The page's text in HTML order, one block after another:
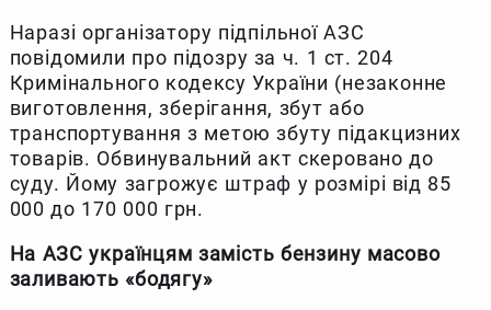
Наразі організатору підпільної АЗС
повідомили про підозру за ч. 1 ст. 204
Кримінального кодексу України (незаконне
виготовлення, зберігання, збут або
транспортування з метою збуту підакцизних
товарів. Обвинувальний акт скеровано до
суду. Йому загрожує штраф у розмірі від 85
000 до 170 000 грн.
На АЗС українцям замість бензину масово
заливають «бодягу»